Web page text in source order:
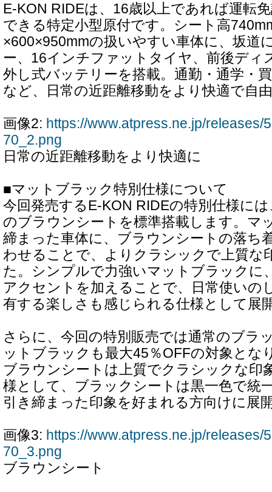
E-KON RIDEは、16歳以上であれば運転
できる特定小型原付です。シート高
×600×950mmの扱いやすい車体に、坂道
ー、16インチファットタイヤ、前後ディ
外し式バッテリーを搭載。通勤・通学・
など、日常の近距離移動をより快適で自
画像2: https://www.atpress.ne.jp/releases/
70_2.png
日常の近距離移動をより快適に
■マットブラック特別仕様について
今回発売するE-KON RIDEの特別仕様に
のブラウンシートを標準搭載します。マ
締まった車体に、ブラウンシートの落ち
わせることで、よりクラシックで上質な
た。シンプルで力強いマットブラックに
アクセントを加えることで、日常使いの
有する楽しさも感じられる仕様として展
さらに、今回の特別販売では通常のブラ
ットブラックも最大45％OFFの対象とな
ブラウンシートは上質でクラシックな印
様として、ブラックシートは黒一色で統
引き締まった印象を好まれる方向けに展
画像3: https://www.atpress.ne.jp/releases/
70_3.png
ブラウンシート